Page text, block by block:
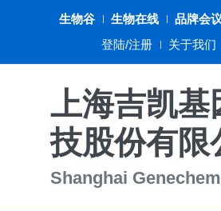
生物谷 生物在线 品牌会议
登陆/注册
关于我们
上海吉凯基
技股份有限
Shanghai